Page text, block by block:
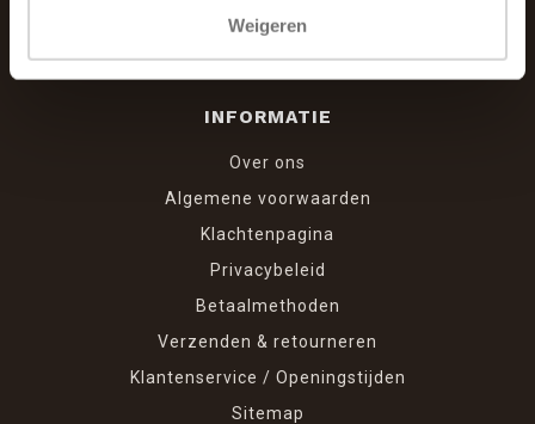
Weigeren
INFORMATIE
Over ons
Algemene voorwaarden
Klachtenpagina
Privacybeleid
Betaalmethoden
Verzenden & retourneren
Klantenservice / Openingstijden
Sitemap